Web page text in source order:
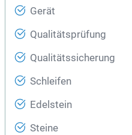
Gerät
Qualitätsprüfung
Qualitätssicherung
Schleifen
Edelstein
Steine